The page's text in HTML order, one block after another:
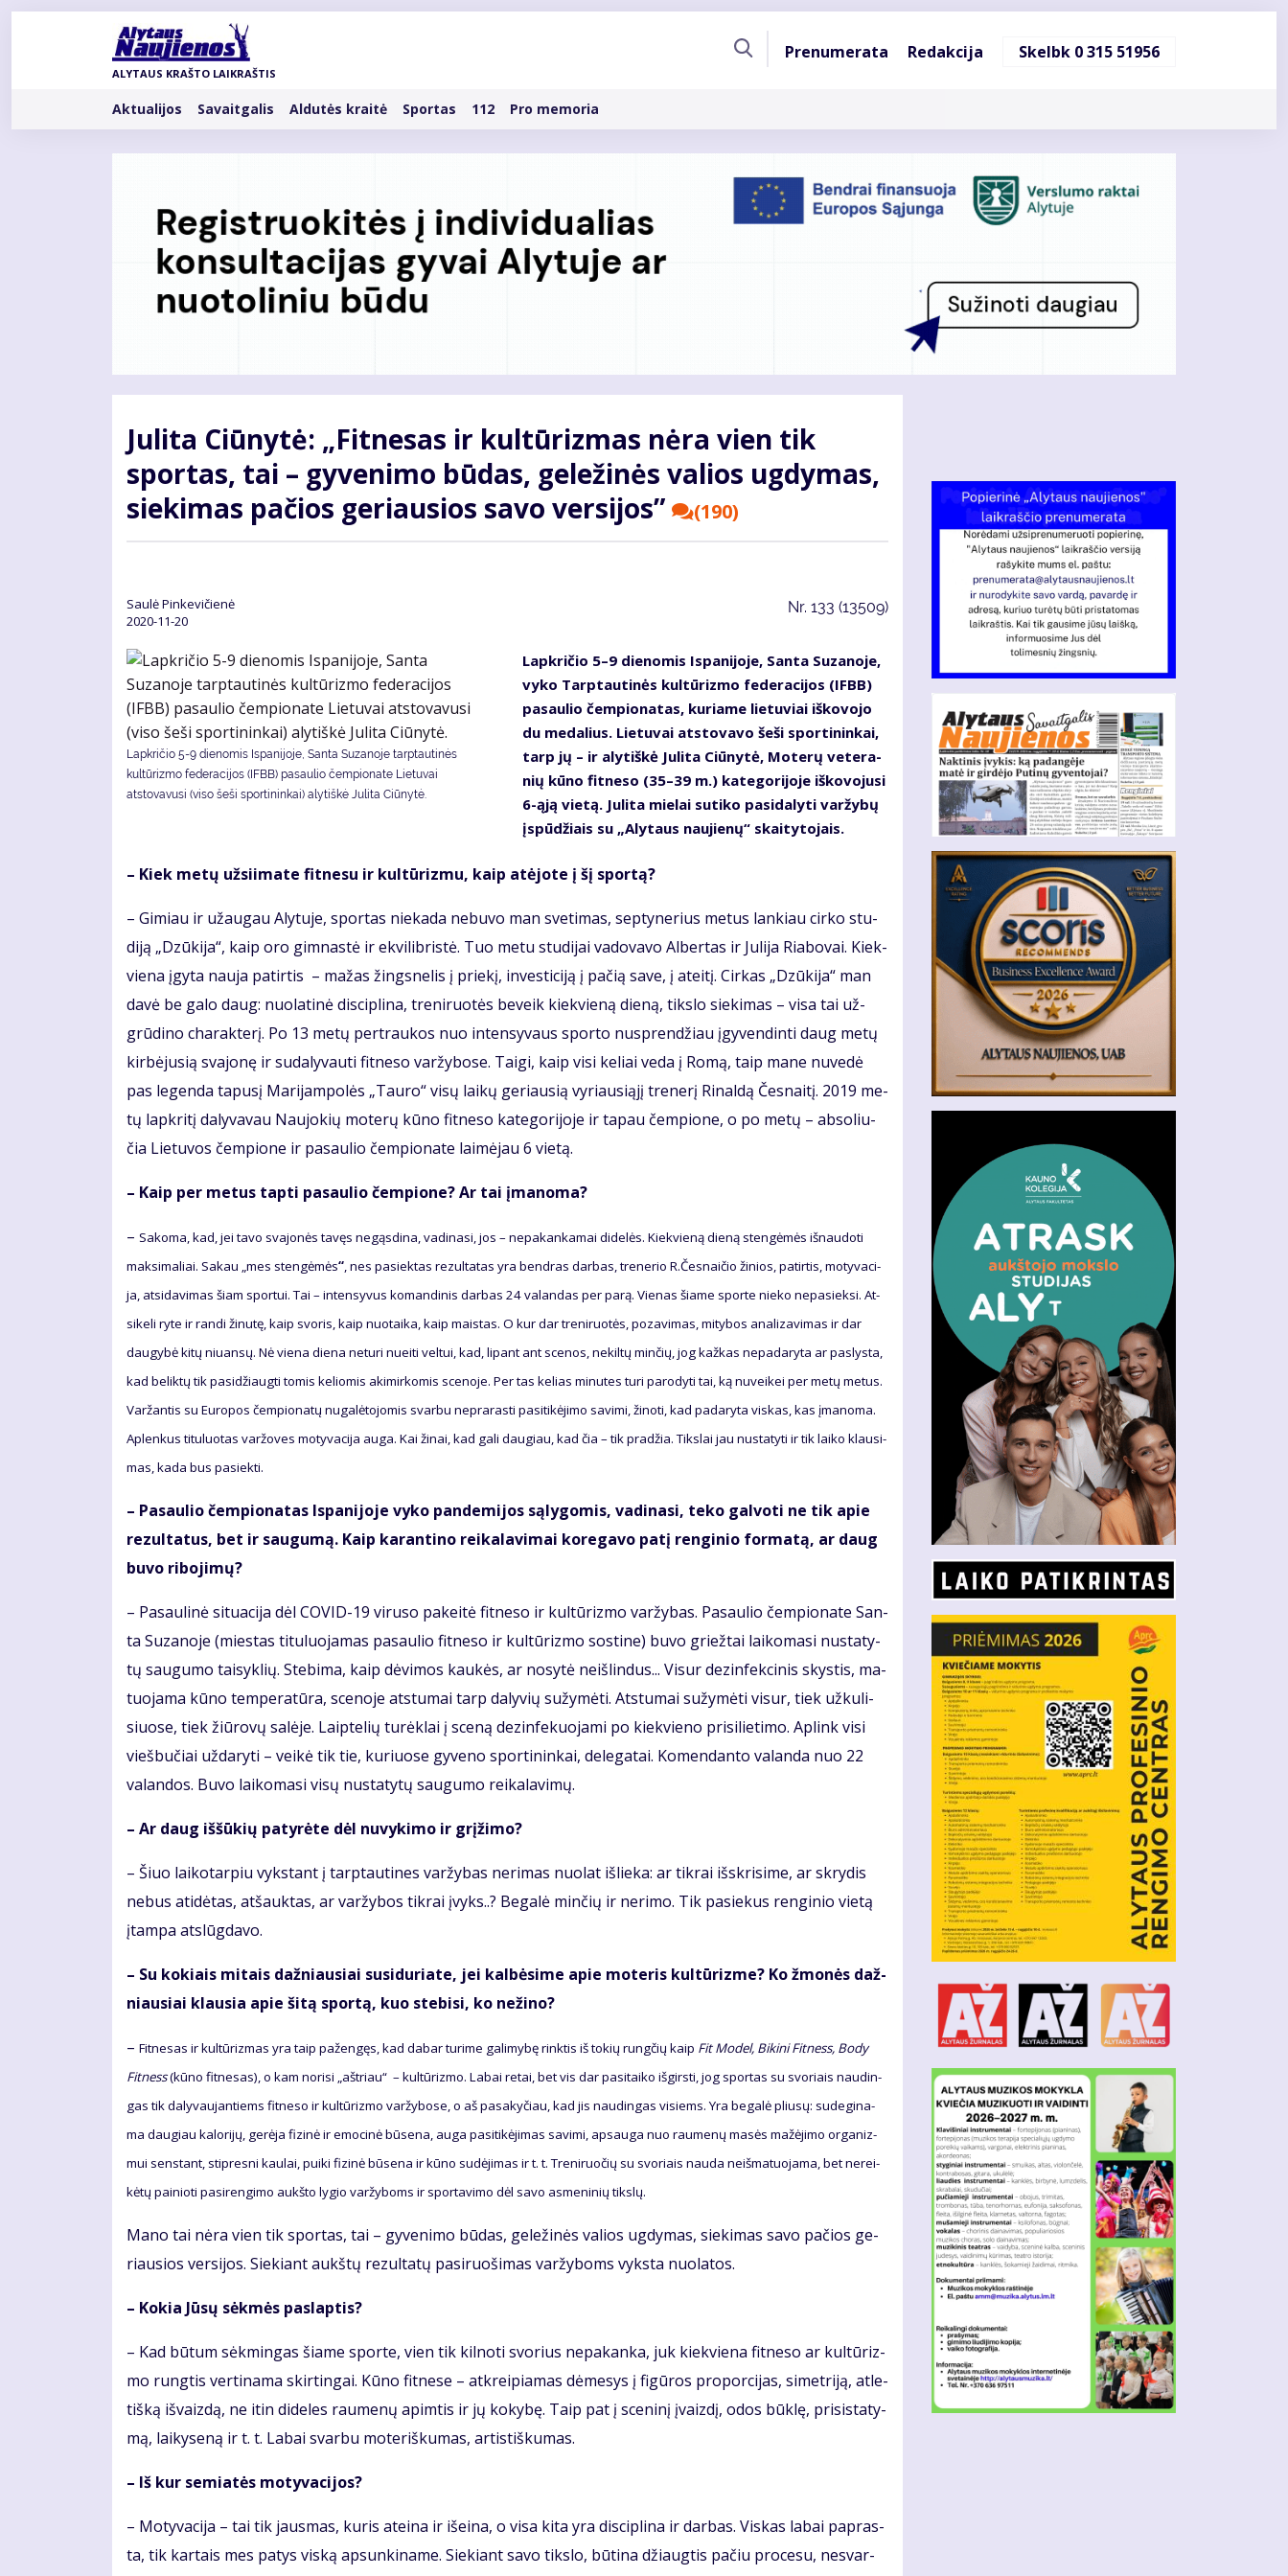
Pereiti
ALYTAUS KRAŠTO LAIKRAŠTIS
Pagrindinė
Prenumerata Redakcija Skelbk 0 315 51956
Rubrikos
Aktualijos Savaitgalis Aldutės kraitė Sportas 112 Pro memoria
Julita Ciūnytė: „Fitnesas ir kultūrizmas nėra vien tik
sportas, tai – gyvenimo būdas, geležinės valios ugdymas,
siekimas pačios geriausios savo versijos”
(190)
Saulė Pinkevičienė
2020-11-20
Nr. 133 (13509)
Lapkričio 5-9 dienomis Ispanijoje, Santa Suzanoje tarptautinės
kultūrizmo federacijos (IFBB) pasaulio čempionate Lietuvai
atstovavusi (viso šeši sportininkai) alytiškė Julita Ciūnytė.
Lap­kri­čio 5–9 die­no­mis Is­pa­ni­jo­je, San­ta Su­za­no­je,
vy­ko Tarp­tau­ti­nės kul­tū­riz­mo fe­de­ra­ci­jos (IFBB)
pa­sau­lio čem­pio­na­tas, ku­ria­me lie­tu­viai iš­ko­vo­jo
du me­da­lius. Lie­tu­vai at­sto­va­vo še­ši spor­ti­nin­kai,
tarp jų – ir aly­tiš­kė Ju­li­ta Ciū­ny­tė, Mo­te­rų ve­te­ra­
nių kū­no fit­ne­so (35–39 m.) ka­te­go­ri­jo­je iš­ko­vo­ju­si
6-ąją vie­tą. Ju­li­ta mie­lai su­ti­ko pa­si­da­ly­ti var­žy­bų
įspū­džiais su „Aly­taus nau­jie­nų“ skai­ty­to­jais.
– Kiek me­tų už­si­i­ma­te fit­ne­su ir kul­tū­riz­mu, kaip at­ėjo­te į šį spor­tą?
– Gi­miau ir už­au­gau Aly­tu­je, spor­tas nie­ka­da ne­bu­vo man sve­ti­mas, sep­ty­ne­rius me­tus lan­kiau cir­ko stu­
di­ją „Dzū­ki­ja“, kaip oro gim­nas­tė ir ek­vi­lib­ris­tė. Tuo me­tu stu­di­jai va­do­va­vo Al­ber­tas ir Ju­li­ja Ria­bo­vai. Kiek­
vie­na įgy­ta nau­ja pa­tir­tis – ma­žas žings­ne­lis į prie­kį, in­ves­ti­ci­ją į pa­čią sa­ve, į at­ei­tį. Cir­kas „Dzū­ki­ja“ man
da­vė be ga­lo daug: nuo­la­ti­nė dis­cip­li­na, tre­ni­ruo­tės be­veik kiek­vie­ną die­ną, tiks­lo sie­ki­mas – vi­sa tai už­
grū­di­no cha­rak­te­rį. Po 13 me­tų per­trau­kos nuo in­ten­sy­vaus spor­to nu­spren­džiau įgy­ven­din­ti daug me­tų
kir­bė­ju­sią sva­jo­nę ir su­da­ly­vau­ti fit­ne­so var­žy­bo­se. Tai­gi, kaip vi­si ke­liai ve­da į Ro­mą, taip ma­ne nu­ve­dė
pas le­gen­da ta­pu­sį Ma­ri­jam­po­lės „Tau­ro“ vi­sų lai­kų ge­riau­sią vy­riau­si­ą­jį tre­ne­rį Ri­nal­dą Čes­nai­tį. 2019 me­
tų lap­kri­tį da­ly­va­vau Nau­jo­kių mo­te­rų kū­no fit­ne­so ka­te­go­ri­jo­je ir ta­pau čem­pio­ne, o po me­tų – ab­so­liu­
čia Lie­tu­vos čem­pio­ne ir pa­sau­lio čem­pio­na­te lai­mė­jau 6 vie­tą.
– Kaip per me­tus tap­ti pa­sau­lio čem­pio­ne? Ar tai įma­no­ma?
– Sa­ko­ma, kad, jei ta­vo sva­jo­nės ta­vęs ne­gąs­di­na, va­di­na­si, jos – ne­pa­kan­ka­mai di­de­lės. Kiek­vie­ną die­ną sten­gė­mės iš­nau­do­ti
mak­si­ma­liai. Sa­kau „mes sten­gė­mės“, nes pa­siek­tas re­zul­ta­tas yra ben­dras dar­bas, tre­ne­rio R.Čes­nai­čio ži­nios, pa­tir­tis, mo­ty­va­ci­
ja, at­si­da­vi­mas šiam spor­tui. Tai – in­ten­sy­vus ko­man­di­nis dar­bas 24 va­lan­das per pa­rą. Vie­nas šia­me spor­te nie­ko ne­pa­siek­si. At­
si­ke­li ry­te ir ran­di ži­nu­tę, kaip svo­ris, kaip nuo­tai­ka, kaip mais­tas. O kur dar tre­ni­ruo­tės, po­za­vi­mas, mi­ty­bos ana­li­za­vi­mas ir dar
dau­gy­bė ki­tų niu­an­sų. Nė vie­na die­na ne­tu­ri nu­ei­ti vel­tui, kad, li­pant ant sce­nos, ne­kil­tų min­čių, jog kaž­kas ne­pa­da­ry­ta ar pa­slys­ta,
kad be­lik­tų tik pa­si­džiaug­ti to­mis ke­lio­mis aki­mir­ko­mis sce­no­je. Per tas ke­lias mi­nu­tes tu­ri pa­ro­dy­ti tai, ką nu­vei­kei per me­tų me­tus.
Var­žan­tis su Eu­ro­pos čem­pio­na­tų nu­ga­lė­to­jo­mis svar­bu ne­pra­ras­ti pa­si­ti­kė­ji­mo sa­vi­mi, ži­no­ti, kad pa­da­ry­ta vis­kas, kas įma­no­ma.
Ap­len­kus ti­tu­luo­tas var­žo­ves mo­ty­va­ci­ja au­ga. Kai ži­nai, kad ga­li dau­giau, kad čia – tik pra­džia. Tiks­lai jau nu­sta­ty­ti ir tik lai­ko klau­si­
mas, ka­da bus pa­siek­ti.
– Pa­sau­lio čem­pio­na­tas Is­pa­ni­jo­je vy­ko pan­de­mi­jos są­ly­go­mis, va­di­na­si, te­ko gal­vo­ti ne tik apie
re­zul­ta­tus, bet ir sau­gu­mą. Kaip ka­ran­ti­no rei­ka­la­vi­mai ko­re­ga­vo pa­tį ren­gi­nio for­ma­tą, ar daug
bu­vo ri­bo­ji­mų?
– Pa­sau­li­nė si­tu­a­ci­ja dėl CO­VID-19 vi­ru­so pa­kei­tė fit­ne­so ir kul­tū­riz­mo var­žy­bas. Pa­sau­lio čem­pio­na­te San­
ta Su­za­no­je (mies­tas ti­tu­luo­ja­mas pa­sau­lio fit­ne­so ir kul­tū­riz­mo sos­ti­ne) bu­vo griež­tai lai­ko­ma­si nu­sta­ty­
tų sau­gu­mo tai­syk­lių. Ste­bi­ma, kaip dė­vi­mos kau­kės, ar no­sy­tė ne­iš­lin­dus... Vi­sur dez­in­fek­ci­nis skys­tis, ma­
tuo­ja­ma kū­no tem­pe­ra­tū­ra, sce­no­je at­stu­mai tarp da­ly­vių su­žy­mė­ti. At­stu­mai su­žy­mė­ti vi­sur, tiek už­ku­li­
siuo­se, tiek žiū­ro­vų sa­lė­je. Laip­te­lių tu­rėk­lai į sce­ną dez­in­fe­kuo­ja­mi po kiek­vie­no pri­si­lie­ti­mo. Ap­link vi­si
vieš­bu­čiai už­da­ry­ti – vei­kė tik tie, ku­riuo­se gy­ve­no spor­ti­nin­kai, de­le­ga­tai. Ko­men­dan­to va­lan­da nuo 22
va­lan­dos. Bu­vo lai­ko­ma­si vi­sų nu­sta­ty­tų sau­gu­mo rei­ka­la­vi­mų.
– Ar daug iš­šū­kių pa­ty­rė­te dėl nu­vy­ki­mo ir grį­ži­mo?
– Šiuo lai­ko­tar­piu vyks­tant į tarp­tau­ti­nes var­žy­bas ne­ri­mas nuo­lat iš­lie­ka: ar tik­rai iš­skri­si­me, ar skry­dis
ne­bus ati­dė­tas, at­šauk­tas, ar var­žy­bos tik­rai įvyks..? Be­ga­lė min­čių ir ne­ri­mo. Tik pa­sie­kus ren­gi­nio vie­tą
įtam­pa at­slūg­da­vo.
– Su ko­kiais mi­tais daž­niau­siai su­si­du­ria­te, jei kal­bė­si­me apie mo­te­ris kul­tū­riz­me? Ko žmo­nės daž­
niau­siai klau­sia apie ši­tą spor­tą, kuo ste­bi­si, ko ne­ži­no?
– Fit­ne­sas ir kul­tū­riz­mas yra taip pa­žen­gęs, kad da­bar tu­ri­me ga­li­my­bę rink­tis iš to­kių rung­čių kaip Fit Mo­del, Bi­ki­ni Fit­ness, Bo­dy
Fit­ness(kū­no fit­ne­sas), o kam no­ri­si „ašt­riau“ – kul­tū­riz­mo. La­bai re­tai, bet vis dar pa­si­tai­ko iš­girs­ti, jog spor­tas su svo­riais nau­din­
gas tik da­ly­vau­jan­tiems fit­ne­so ir kul­tū­riz­mo var­žy­bo­se, o aš pa­sa­ky­čiau, kad jis nau­din­gas vi­siems. Yra be­ga­lė pliu­sų: su­de­gi­na­
ma dau­giau ka­lo­ri­jų, ge­rė­ja fi­zi­nė ir emo­ci­nė bū­se­na, au­ga pa­si­ti­kė­ji­mas sa­vi­mi, ap­sau­ga nuo rau­me­nų ma­sės ma­žė­ji­mo or­ga­niz­
mui sens­tant, stip­res­ni kau­lai, pui­ki fi­zi­nė bū­se­na ir kū­no su­dė­ji­mas ir t. t. Tre­ni­ruo­čių su svo­riais nau­da ne­iš­ma­tuo­ja­ma, bet ne­rei­
kė­tų pai­nio­ti pa­si­ren­gi­mo aukš­to ly­gio var­žy­boms ir spor­ta­vi­mo dėl sa­vo as­me­ni­nių tiks­lų.
Ma­no tai nė­ra vien tik spor­tas, tai – gy­ve­ni­mo bū­das, ge­le­ži­nės va­lios ug­dy­mas, sie­ki­mas sa­vo pa­čios ge­
riau­sios ver­si­jos. Sie­kiant aukš­tų re­zul­ta­tų pa­si­ruo­ši­mas var­žy­boms vyks­ta nuo­la­tos.
– Ko­kia Jū­sų sėk­mės pa­slap­tis?
– Kad bū­tum sėk­min­gas šia­me spor­te, vien tik kil­no­ti svo­rius ne­pa­kan­ka, juk kiek­vie­na fit­ne­so ar kul­tū­riz­
mo rung­tis ver­ti­na­ma skir­tin­gai. Kū­no fit­ne­se – at­krei­pia­mas dė­me­sys į fi­gū­ros pro­por­ci­jas, si­met­ri­ją, at­le­
tiš­ką iš­vaiz­dą, ne itin di­de­les rau­me­nų ap­im­tis ir jų ko­ky­bę. Taip pat į sce­ni­nį įvaiz­dį, odos būk­lę, pri­sis­ta­ty­
mą, lai­ky­se­ną ir t. t. La­bai svar­bu mo­te­riš­ku­mas, ar­tis­tiš­ku­mas.
– Iš kur se­mia­tės mo­ty­va­ci­jos?
– Mo­ty­va­ci­ja – tai tik jaus­mas, ku­ris at­ei­na ir iš­ei­na, o vi­sa ki­ta yra dis­cip­li­na ir dar­bas. Vis­kas la­bai pa­pras­
ta, tik kar­tais mes pa­tys vis­ką ap­sun­ki­na­me. Sie­kiant sa­vo tiks­lo, bū­ti­na džiaug­tis pa­čiu pro­ce­su, ne­svar­